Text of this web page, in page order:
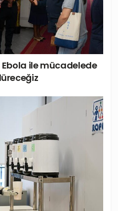
ile mücadelede